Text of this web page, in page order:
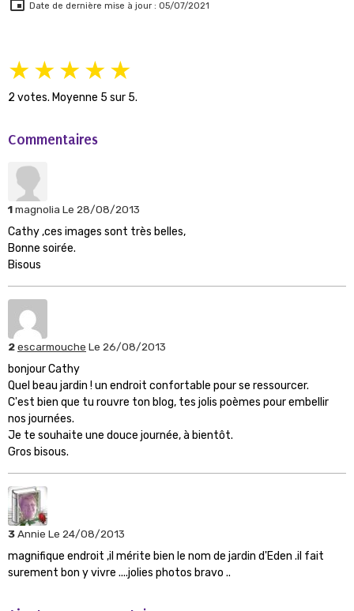
Date de dernière mise à jour : 05/07/2021
★★★★★
2 votes. Moyenne 5 sur 5.
Commentaires
1magnolia Le 28/08/2013
Cathy ,ces images sont très belles,
Bonne soirée.
Bisous
2escarmouche Le 26/08/2013
bonjour Cathy
Quel beau jardin ! un endroit confortable pour se ressourcer.
C'est bien que tu rouvre ton blog, tes jolis poèmes pour embellir
nos journées.
Je te souhaite une douce journée, à bientôt.
Gros bisous.
3Annie Le 24/08/2013
magnifique endroit ,il mérite bien le nom de jardin d'Eden .il fait
surement bon y vivre ....jolies photos bravo ..